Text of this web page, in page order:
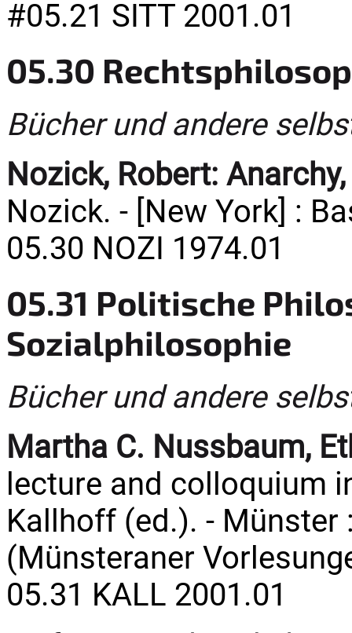
#05.21 SITT 2001.01
05.30
Bücher und andere
Nozick, Robert:
Nozick. - [New York] :
05.30 NOZI 1974.01
05.31 Politische
Sozialphilosophie
Bücher und andere
Martha C. Nussbaum,
lecture and colloquium
Kallhoff (ed.). - Münster
(Münsteraner
05.31 KALL 2001.01